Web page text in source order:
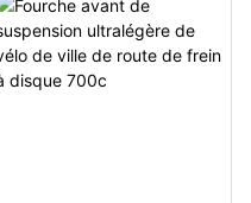
fabriquée à partir
d'un matériau léger en
T700. Conçue pour